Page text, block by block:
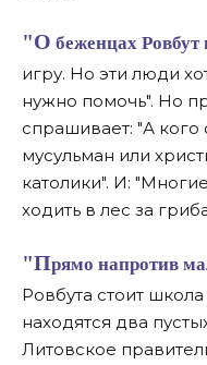
"О беженцах Ровбут говорит: "Лукашенко ведет
игру. Но эти люди
нужно помочь". Но
спрашивает: "А
мусульман или
католики". И:
ходить в лес за
"Прямо напротив маленького белого домика Яна
Ровбута стоит
находятся два
Литовское